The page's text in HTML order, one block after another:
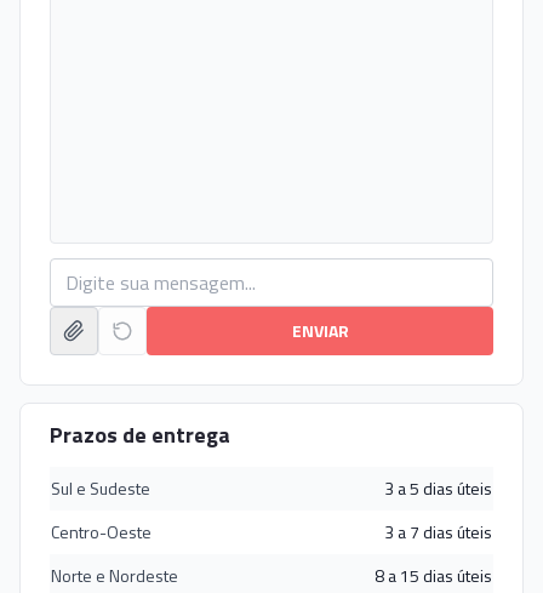
Prazos de entrega
Sul e Sudeste
3 a 5 dias úteis
Centro-Oeste
3 a 7 dias úteis
Norte e Nordeste
8 a 15 dias úteis
ENVIAR